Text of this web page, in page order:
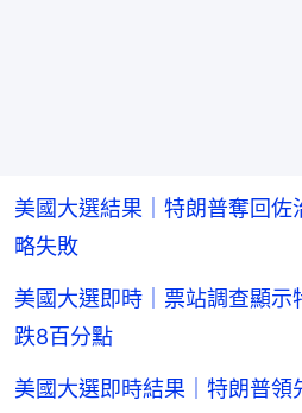
美國大選結果｜特朗普奪回
略失敗
美國大選即時｜票站調查顯示
跌8百分點
美國大選即時結果｜特朗普